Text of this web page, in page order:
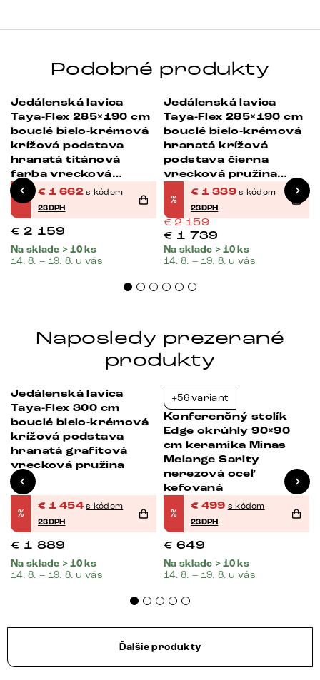
Podobné produkty
Jedálenská lavica
Taya-Flex 285×190 cm
bouclé bielo-krémová
krížová podstava
hranatá titánová
farba vrecková
pružina pravá
%
€ 1 662 s kódom
23DPH
€ 2 159
Na sklade > 10 ks
14. 8. – 19. 8. u vás
Jedálenská lavica
Taya-Flex 285×190 cm
bouclé bielo-krémová
hranatá krížová
podstava čierna
vrecková pružina
pravá
%
€ 1 339 s kódom
23DPH
€2 159
€ 1 739
Na sklade > 10 ks
14. 8. – 19. 8. u vás
Naposledy prezerané
produkty
Jedálenská lavica
Taya-Flex 300 cm
bouclé bielo-krémová
krížová podstava
hranatá grafitová
vrecková pružina
%
€ 1 454 s kódom
23DPH
€ 1 889
Na sklade > 10 ks
14. 8. – 19. 8. u vás
+56 variant
Konferenčný stolík
Edge okrúhly 90×90
cm keramika Minas
Melange Sarity
nerezová oceľ
kefovaná
%
€ 499 s kódom
23DPH
€ 649
Na sklade > 10 ks
14. 8. – 19. 8. u vás
Ďalšie produkty